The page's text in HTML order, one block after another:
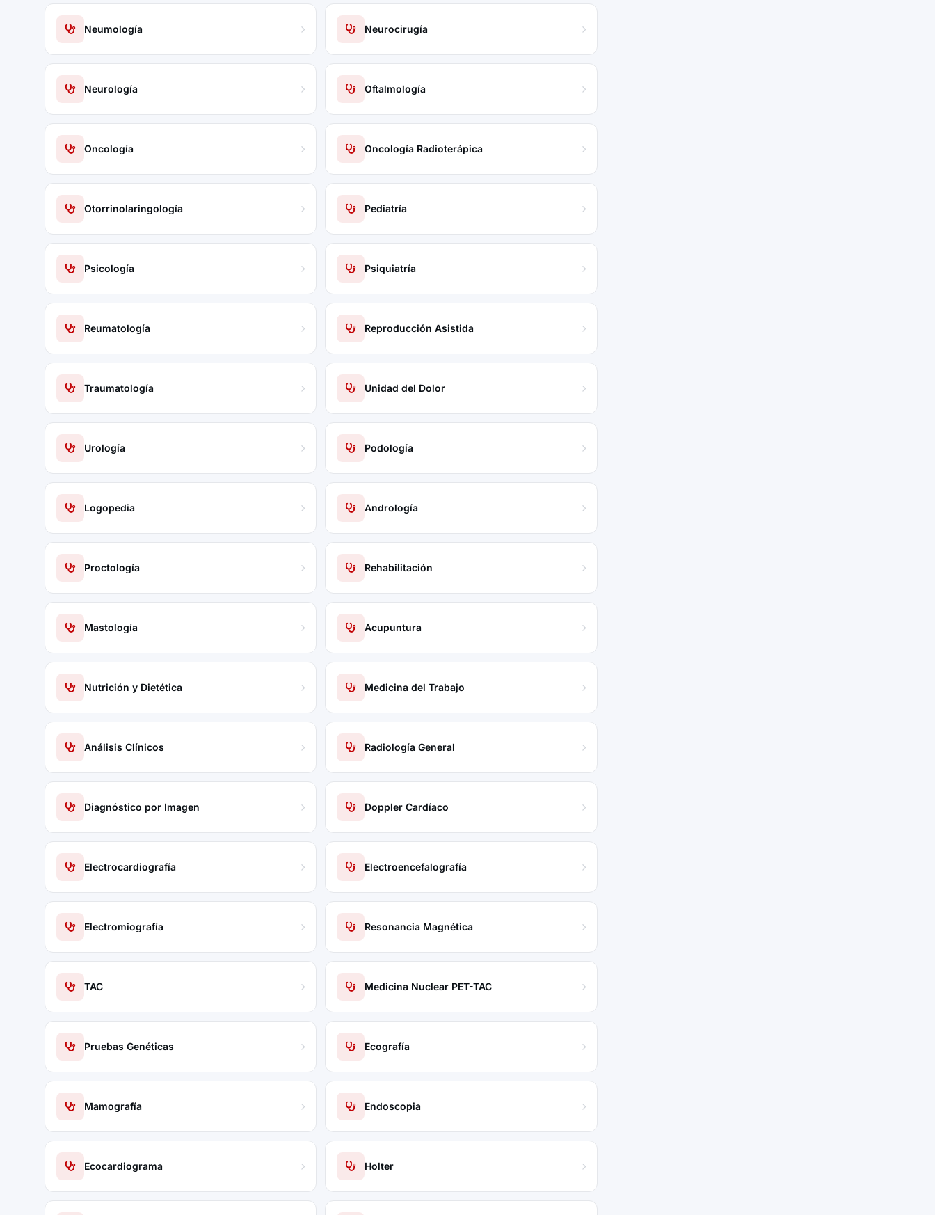
Neumología Neurocirugía
Neurología Oftalmología
Oncología Oncología Radioterápica
Otorrinolaringología Pediatría
Psicología Psiquiatría
Reumatología Reproducción Asistida
Traumatología Unidad del Dolor
Urología Podología
Logopedia Andrología
Proctología Rehabilitación
Mastología Acupuntura
Nutrición y Dietética Medicina del Trabajo
Análisis Clínicos Radiología General
Diagnóstico por Imagen Doppler Cardíaco
Electrocardiografía Electroencefalografía
Electromiografía Resonancia Magnética
TAC Medicina Nuclear PET-TAC
Pruebas Genéticas Ecografía
Mamografía Endoscopia
Ecocardiograma Holter